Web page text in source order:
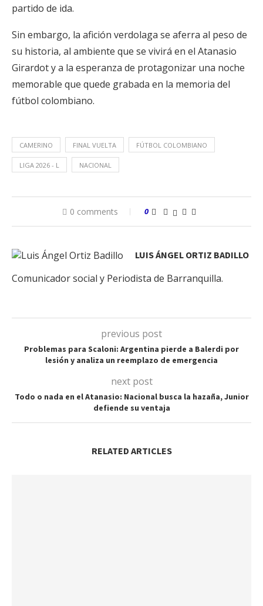
partido de ida.
Sin embargo, la afición verdolaga se aferra al peso de
su historia, al ambiente que se vivirá en el Atanasio
Girardot y a la esperanza de protagonizar una noche
memorable que quede grabada en la memoria del
fútbol colombiano.
CAMERINO FINAL VUELTA FÚTBOL COLOMBIANO
LIGA 2026 - L NACIONAL
0 comments 0
LUIS ÁNGEL ORTIZ BADILLO
Comunicador social y Periodista de Barranquilla.
previous post
Problemas para Scaloni: Argentina pierde a Balerdi por
lesión y analiza un reemplazo de emergencia
next post
Todo o nada en el Atanasio: Nacional busca la hazaña, Junior
defiende su ventaja
RELATED ARTICLES